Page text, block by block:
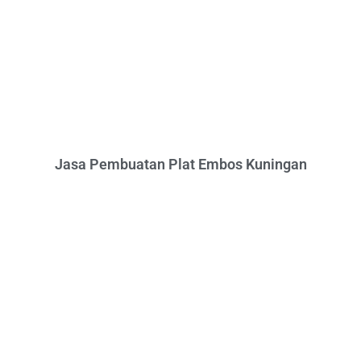
Jasa Pembuatan Plat Embos Kuningan